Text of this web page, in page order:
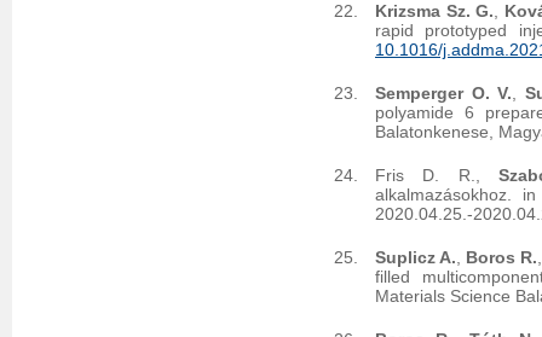
Krizsma Sz. G.
rapid prototyped
10.1016/
Semperger O. V.
polyamide 6
Balatonkenese,
Fris D. R.,
alkalmazásokhoz.
2020.04.25.-
Suplicz A. Boros R.
filled
Materials Science